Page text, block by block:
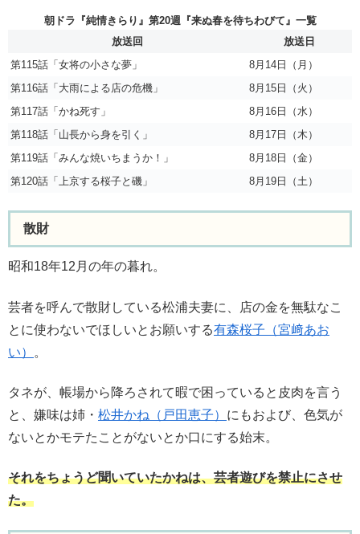
朝ドラ『純情きらり』第20週『来ぬ春を待ちわびて』一覧
放送回
放送日
第115話「女将の小さな夢」
8月14日（月）
第116話「大雨による店の危機」
8月15日（火）
第117話「かね死す」
8月16日（水）
第118話「山長から身を引く」
8月17日（木）
第119話「みんな焼いちまうか！」
8月18日（金）
第120話「上京する桜子と磯」
8月19日（土）
散財
昭和18年12月の年の暮れ。
芸者を呼んで散財している松浦夫妻に、店の金を無駄なこ
とに使わないでほしいとお願いする有森桜子（宮﨑あお
い）
。
タネが、帳場から降ろされて暇で困っていると皮肉を言う
と、嫌味は姉・ 松井かね（戸田恵子） にもおよび、色気が
ないとかモテたことがないとか口にする始末。
それをちょうど聞いていたかねは、芸者遊びを禁止にさせ
た。